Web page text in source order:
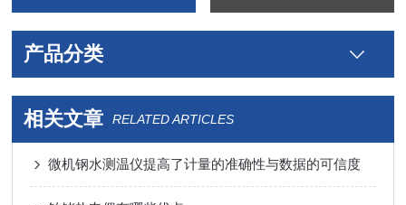
产品分类
相关文章 RELATED ARTICLES
微机钢水测温仪提高了计量的准确性与数据的可信度